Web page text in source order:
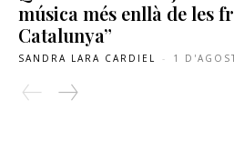
música més enllà de les
Catalunya”
SANDRA LARA CARDIEL - 1